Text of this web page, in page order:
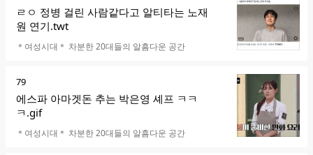
위
ㄹㅇ 정병 걸린 사람같다고 알티타는 노재
원 연기.twt
카페명
＊여성시대＊ 차분한 20대들의 알흠다운 공간
순
위
79
에스파 아마겟돈 추는 박은영 셰프 ㅋㅋ
ㅋ.gif
카페명
＊여성시대＊ 차분한 20대들의 알흠다운 공간